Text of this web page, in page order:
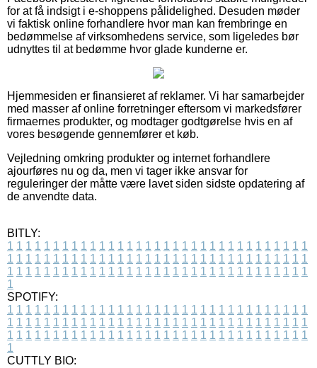
for at få indsigt i e-shoppens pålidelighed. Desuden møder
vi faktisk online forhandlere hvor man kan frembringe en
bedømmelse af virksomhedens service, som ligeledes bør
udnyttes til at bedømme hvor glade kunderne er.
Hjemmesiden er finansieret af reklamer. Vi har samarbejder
med masser af online forretninger eftersom vi markedsfører
firmaernes produkter, og modtager godtgørelse hvis en af
vores besøgende gennemfører et køb.
Vejledning omkring produkter og internet forhandlere
ajourføres nu og da, men vi tager ikke ansvar for
reguleringer der måtte være lavet siden sidste opdatering af
de anvendte data.
BITLY:
1 1 1 1 1 1 1 1 1 1 1 1 1 1 1 1 1 1 1 1 1 1 1 1 1 1 1 1 1 1 1 1 1
1 1 1 1 1 1 1 1 1 1 1 1 1 1 1 1 1 1 1 1 1 1 1 1 1 1 1 1 1 1 1 1 1
1 1 1 1 1 1 1 1 1 1 1 1 1 1 1 1 1 1 1 1 1 1 1 1 1 1 1 1 1 1 1 1 1
1
SPOTIFY:
1 1 1 1 1 1 1 1 1 1 1 1 1 1 1 1 1 1 1 1 1 1 1 1 1 1 1 1 1 1 1 1 1
1 1 1 1 1 1 1 1 1 1 1 1 1 1 1 1 1 1 1 1 1 1 1 1 1 1 1 1 1 1 1 1 1
1 1 1 1 1 1 1 1 1 1 1 1 1 1 1 1 1 1 1 1 1 1 1 1 1 1 1 1 1 1 1 1 1
1
CUTTLY BIO: